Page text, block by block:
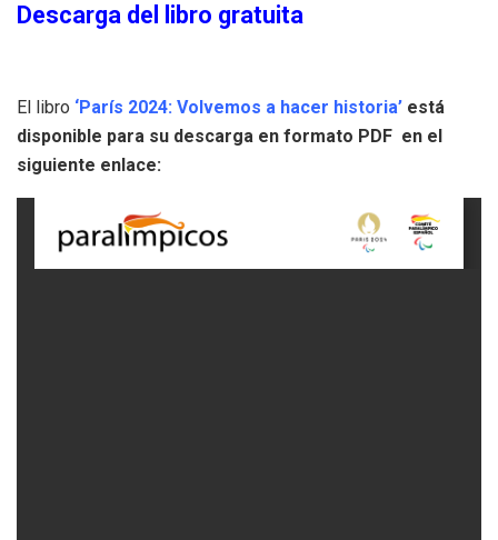
Descarga del libro gratuita
El libro ‘París 2024: Volvemos a hacer historia’ está
disponible para su descarga en formato PDF en el
siguiente enlace: